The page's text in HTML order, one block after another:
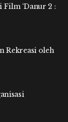
‘Danur 2 :
Rekreasi oleh